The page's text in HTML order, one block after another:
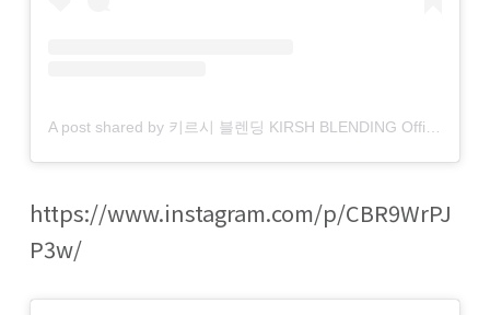
https://www.instagram.com/p/CBR9WrPJ
P3w/